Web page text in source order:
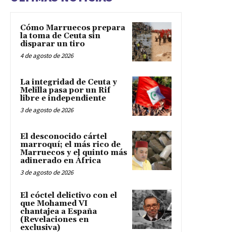
Cómo Marruecos prepara
la toma de Ceuta sin
disparar un tiro
4 de agosto de 2026
La integridad de Ceuta y
Melilla pasa por un Rif
libre e independiente
3 de agosto de 2026
El desconocido cártel
marroquí; el más rico de
Marruecos y el quinto más
adinerado en África
3 de agosto de 2026
El cóctel delictivo con el
que Mohamed VI
chantajea a España
(Revelaciones en
exclusiva)